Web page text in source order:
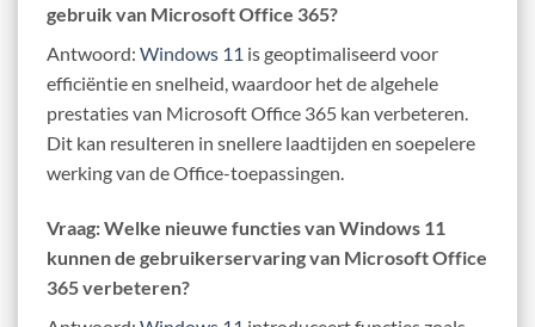
gebruik van Microsoft Office 365?
Antwoord: Windows 11 is geoptimaliseerd voor
efficiëntie en snelheid, waardoor het de algehele
prestaties van Microsoft Office 365 kan verbeteren.
Dit kan resulteren in snellere laadtijden en soepelere
werking van de Office-toepassingen.
Vraag: Welke nieuwe functies van Windows 11
kunnen de gebruikerservaring van Microsoft Office
365 verbeteren?